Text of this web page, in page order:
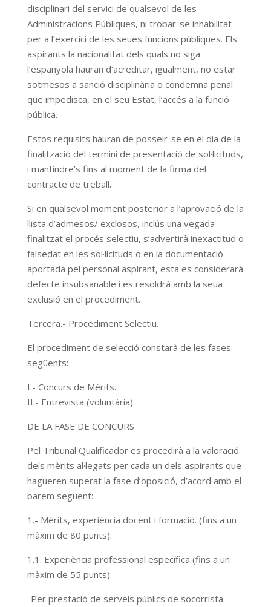
disciplinari del servici de qualsevol de les
Administracions Públiques, ni trobar-se inhabilitat
per a l’exercici de les seues funcions públiques. Els
aspirants la nacionalitat dels quals no siga
l’espanyola hauran d’acreditar, igualment, no estar
sotmesos a sanció disciplinària o condemna penal
que impedisca, en el seu Estat, l’accés a la funció
pública.
Estos requisits hauran de posseir-se en el dia de la
finalització del termini de presentació de sol·licituds,
i mantindre’s fins al moment de la firma del
contracte de treball.
Si en qualsevol moment posterior a l’aprovació de la
llista d’admesos/ exclosos, inclús una vegada
finalitzat el procés selectiu, s’advertirà inexactitud o
falsedat en les sol·licituds o en la documentació
aportada pel personal aspirant, esta es considerarà
defecte insubsanable i es resoldrà amb la seua
exclusió en el procediment.
Tercera.- Procediment Selectiu.
El procediment de selecció constarà de les fases
següents:
I.- Concurs de Mèrits.
II.- Entrevista (voluntària).
DE LA FASE DE CONCURS
Pel Tribunal Qualificador es procedirà a la valoració
dels mèrits al·legats per cada un dels aspirants que
hagueren superat la fase d’oposició, d’acord amb el
barem següent:
1.- Mèrits, experiència docent i formació. (fins a un
màxim de 80 punts):
1.1. Experiència professional específica (fins a un
màxim de 55 punts):
-Per prestació de serveis públics de socorrista